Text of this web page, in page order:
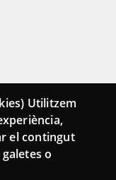
Utilitzem
el contingut
o